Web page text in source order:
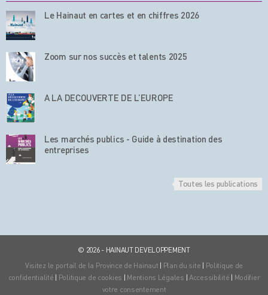
Le Hainaut en cartes et en chiffres 2026
Zoom sur nos succès et talents 2025
A LA DECOUVERTE DE L’EUROPE
Les marchés publics - Guide à destination des
entreprises
Toutes les publications
© 2026 - HAINAUT DEVELOPPEMENT
Visitez le portail de la Province de Hainaut | Plan du site | Politique de
confidentialité | Politique de cookies | Mentions Légales | Accessibilité | Modifier
votre consentement